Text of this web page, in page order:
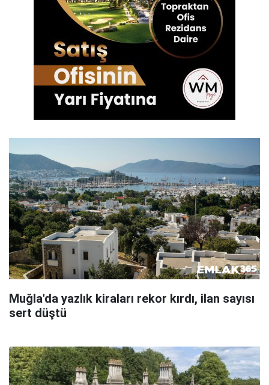
Muğla'da yazlık kiraları rekor kırdı, ilan sayısı
sert düştü